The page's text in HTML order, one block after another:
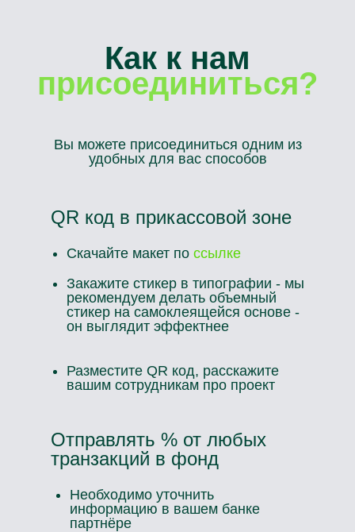
Как к нам
присоединиться?
Вы можете присоединиться одним из
удобных для вас способов
QR код в прикассовой зоне
Скачайте макет по ссылке
Закажите стикер в типографии - мы
рекомендуем делать объемный
стикер на самоклеящейся основе -
он выглядит эффектнее
Разместите QR код, расскажите
вашим сотрудникам про проект
Отправлять % от любых
транзакций в фонд
Необходимо уточнить
информацию в вашем банке
партнёре